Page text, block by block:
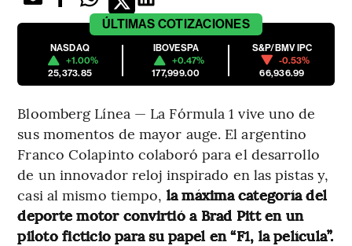
ÚLTIMAS COTIZACIONES
NASDAQ
+1.00%
25,373.85
IBOVESPA
+0.47%
177,999.00
S&P/BMV IPC
-0.53%
66,936.99
Bloomberg Línea — La Fórmula 1 vive uno de
sus momentos de mayor auge. El argentino
Franco Colapinto colaboró para el desarrollo
de un innovador reloj inspirado en las pistas y,
casi al mismo tiempo, la máxima categoría del
deporte motor convirtió a Brad Pitt en un
piloto ficticio para su papel en “F1, la película”.